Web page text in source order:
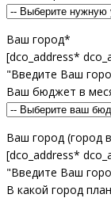
Ваш город*
[dco_address*
"Введите Ваш
Ваш бюджет в
Ваш город (город
[dco_address*
"Введите Ваш
В какой город